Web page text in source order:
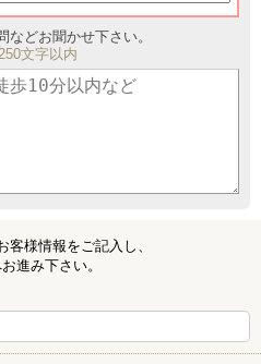
などお聞かせ下さい。
文字以内
客様情報をご記入し、
進み下さい。